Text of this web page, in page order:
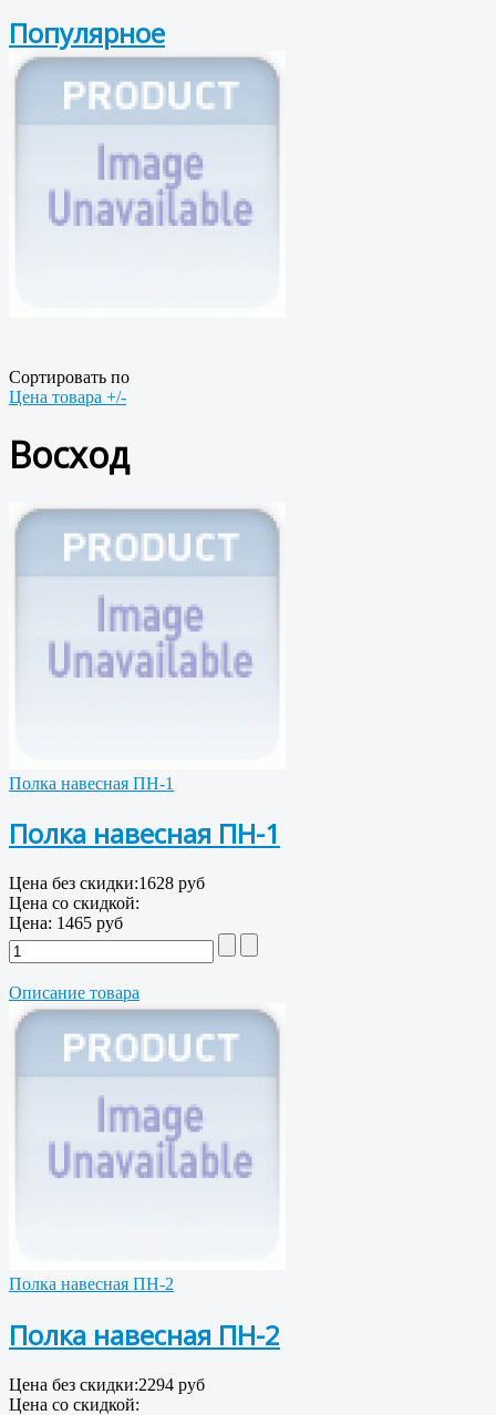
Популярное
Сортировать по
Цена товара +/-
Восход
Полка навесная ПН-1
Полка навесная ПН-1
Цена без скидки:1628 руб
Цена со скидкой:
Цена: 1465 руб
Описание товара
Полка навесная ПН-2
Полка навесная ПН-2
Цена без скидки:2294 руб
Цена со скидкой: